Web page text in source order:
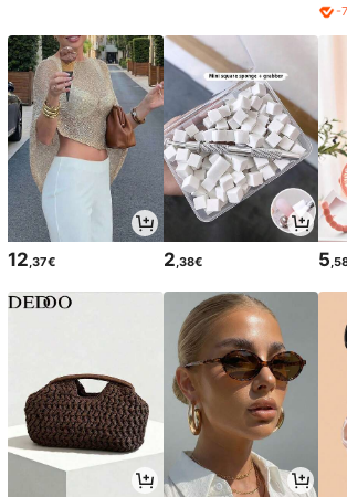
-
12,37€ 2,38€ 5